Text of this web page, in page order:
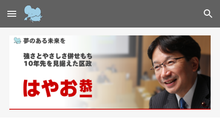
Skip to main content Skip to navigation